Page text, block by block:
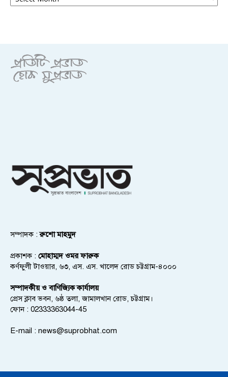
সম্পাদক :রুশো মাহমুদ
প্রকাশক : মোহাম্মদ ওমর ফারুক
কর্ণফুলী টাওয়ার, ৬৩, এস. এস. খালেদ রোড চট্টগ্রাম-৪০০০
সম্পাদকীয় ও বাণিজ্যিক কার্যালয়
প্রেস ক্লাব ভবন, ৬ষ্ঠ তলা, জামালখান রোড, চট্টগ্রাম।
ফোন : 02333363044-45
E-mail : news@suprobhat.com